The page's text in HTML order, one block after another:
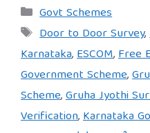
Categories
Govt Schemes
Tags
Door to Door Survey,
Karnataka,ESCOM,Free
Government Scheme,
Scheme,Gruha Jyothi
Verification,Karnataka